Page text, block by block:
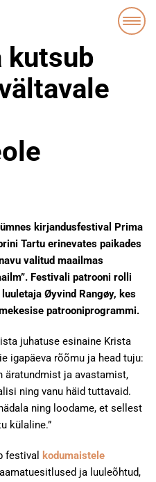
kutsub
kirjandusfestival Prima
Tartu erinevates paikades
valitud maailmas
Festivali patrooni rolli
Øyvind Rangøy, kes
patrooniprogrammi.
juhatuse esinaine Krista
igapäeva rõõmu ja head tuju:
äratundmist ja avastamist,
ning vanu häid tuttavaid.
ning loodame, et sellest
külaline.”
festival
kodumaistele
ja luuleõhtud,